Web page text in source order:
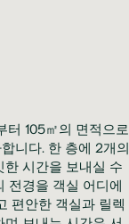
터 105㎡의 면적으로
니다. 한 층에 2개의
시간을 보내실 수
전경을 객실 어디에
편안한 객실과 릴렉